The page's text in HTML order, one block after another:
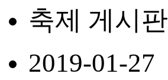
축제 게시판
2019-01-27